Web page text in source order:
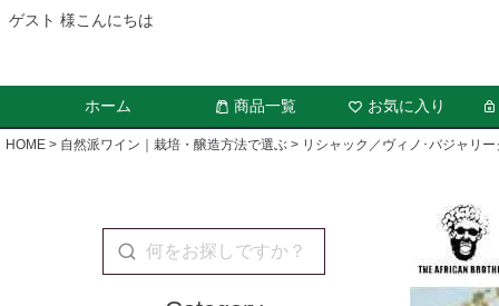
ゲスト 様こんにちは
ホーム 商品一覧 お気に入り
HOME 自然派ワイン｜栽培・醸造方法で選ぶ リシャック／ヴィノ･バジャリー